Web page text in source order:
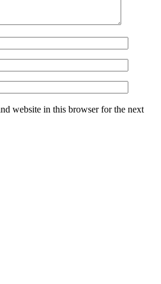
website in this browser for the next